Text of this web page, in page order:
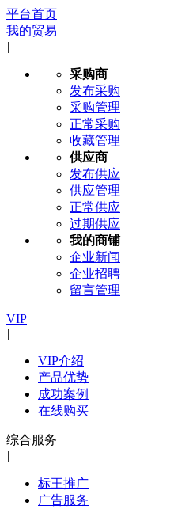
平台首页|
我的贸易
|
采购商
发布采购
采购管理
正常采购
收藏管理
供应商
发布供应
供应管理
正常供应
过期供应
我的商铺
企业新闻
企业招聘
留言管理
VIP
|
VIP介绍
产品优势
成功案例
在线购买
综合服务
|
标王推广
广告服务